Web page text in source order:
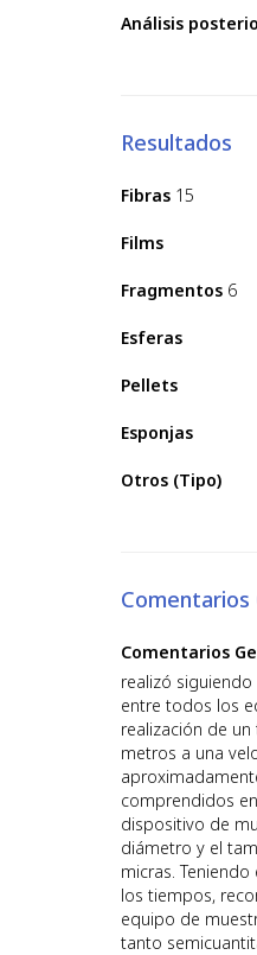
Análisis
Resultados
Fibras 15
Films
Fragmentos 6
Esferas
Pellets
Esponjas
Otros (Tipo)
Comentarios
Comentarios
realizó
entre todos los
realización de
metros a una
comprendidos
dispositivo de
diámetro y el
micras.
los tiempos,
equipo de
tanto